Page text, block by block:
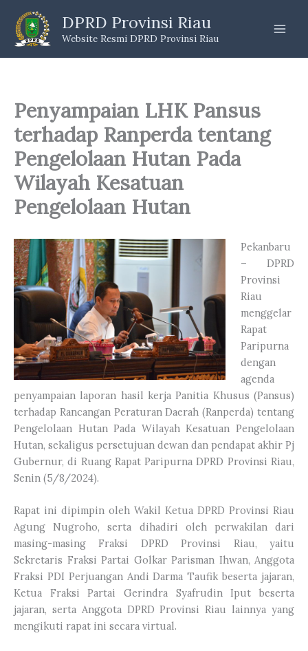
content
DPRD Provinsi Riau
Website Resmi DPRD Provinsi Riau
Penyampaian LHK Pansus
terhadap Ranperda tentang
Pengelolaan Hutan Pada
Wilayah Kesatuan
Pengelolaan Hutan
Pekanbaru
– DPRD
Provinsi
Riau
menggelar
Rapat
Paripurna
dengan
agenda
penyampaian laporan hasil kerja Panitia Khusus (Pansus)
terhadap Rancangan Peraturan Daerah (Ranperda) tentang
Pengelolaan Hutan Pada Wilayah Kesatuan Pengelolaan
Hutan, sekaligus persetujuan dewan dan pendapat akhir Pj
Gubernur, di Ruang Rapat Paripurna DPRD Provinsi Riau,
Senin (5/8/2024).
Rapat ini dipimpin oleh Wakil Ketua DPRD Provinsi Riau
Agung Nugroho, serta dihadiri oleh perwakilan dari
masing-masing Fraksi DPRD Provinsi Riau, yaitu
Sekretaris Fraksi Partai Golkar Parisman Ihwan, Anggota
Fraksi PDI Perjuangan Andi Darma Taufik beserta jajaran,
Ketua Fraksi Partai Gerindra Syafrudin Iput beserta
jajaran, serta Anggota DPRD Provinsi Riau lainnya yang
mengikuti rapat ini secara virtual.